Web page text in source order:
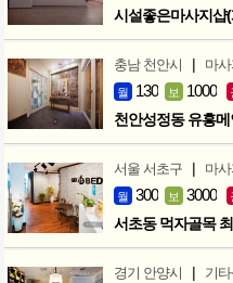
시설좋은마사지샵
충남 천안시 | 마
월 130 보 1000
천안성정동 유흥
서울 서초구 | 마
월 300 보 3000
서초동 먹자골목
경기 안양시 | 기